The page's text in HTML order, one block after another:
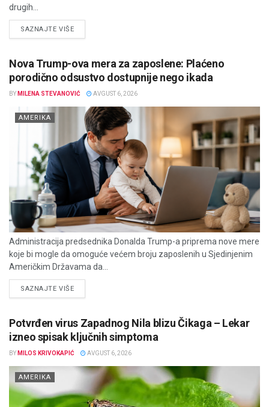
drugih...
SAZNAJTE VIŠEDETAILS
Nova Trump-ova mera za zaposlene: Plaćeno
porodično odsustvo dostupnije nego ikada
BY MILENA STEVANOVIĆ AVGUST 6, 2026
AMERIKA
Administracija predsednika Donalda Trump-a priprema nove mere
koje bi mogle da omoguće većem broju zaposlenih u Sjedinjenim
Američkim Državama da...
SAZNAJTE VIŠEDETAILS
Potvrđen virus Zapadnog Nila blizu Čikaga – Lekar
izneo spisak ključnih simptoma
BY MILOS KRIVOKAPIĆ AVGUST 6, 2026
AMERIKA